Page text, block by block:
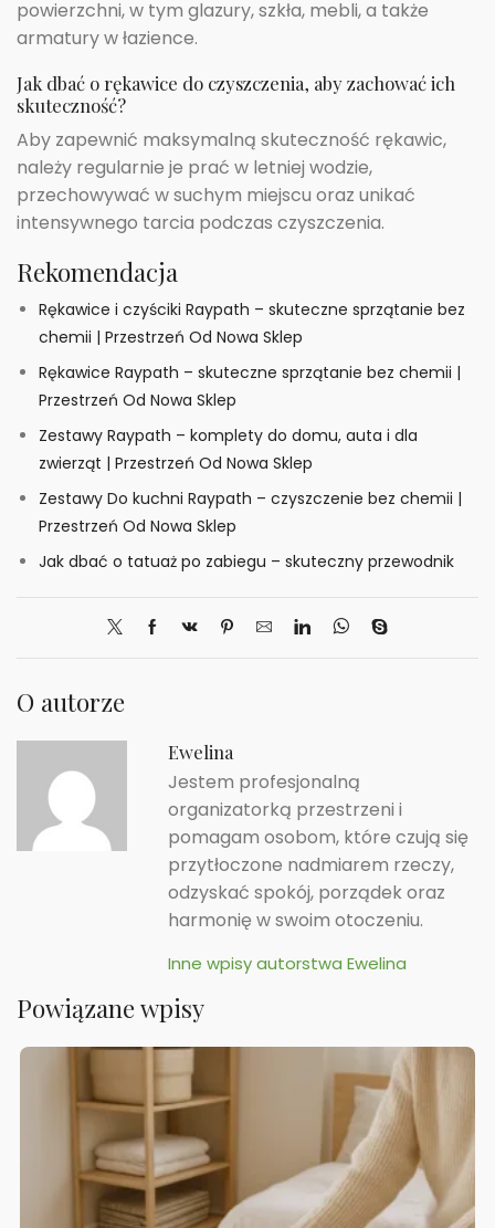
powierzchni, w tym glazury, szkła, mebli, a także
armatury w łazience.
Jak dbać o rękawice do czyszczenia, aby zachować ich
skuteczność?
Aby zapewnić maksymalną skuteczność rękawic,
należy regularnie je prać w letniej wodzie,
przechowywać w suchym miejscu oraz unikać
intensywnego tarcia podczas czyszczenia.
Rekomendacja
Rękawice i czyściki Raypath – skuteczne sprzątanie bez
chemii | Przestrzeń Od Nowa Sklep
Rękawice Raypath – skuteczne sprzątanie bez chemii |
Przestrzeń Od Nowa Sklep
Zestawy Raypath – komplety do domu, auta i dla
zwierząt | Przestrzeń Od Nowa Sklep
Zestawy Do kuchni Raypath – czyszczenie bez chemii |
Przestrzeń Od Nowa Sklep
Jak dbać o tatuaż po zabiegu – skuteczny przewodnik
O autorze
Ewelina
Jestem profesjonalną
organizatorką przestrzeni i
pomagam osobom, które czują się
przytłoczone nadmiarem rzeczy,
odzyskać spokój, porządek oraz
harmonię w swoim otoczeniu.
Inne wpisy autorstwa Ewelina
Powiązane wpisy